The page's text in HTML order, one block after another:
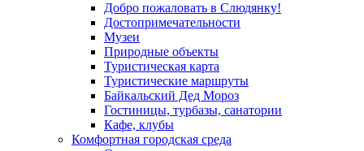
Добро пожаловать в Слюдянку!
Достопримечательности
Музеи
Природные объекты
Туристическая карта
Туристические маршруты
Байкальский Дед Мороз
Гостиницы, турбазы, санатории
Кафе, клубы
Комфортная городская среда